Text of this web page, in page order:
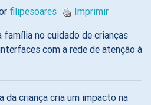
filipesoares
Imprimir
família no cuidado de crianças
com a rede de atenção à
da criança cria um impacto na